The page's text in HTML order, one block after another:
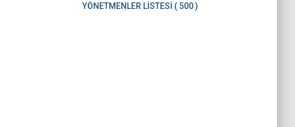
YÖNETMENLER LİSTESİ ( 500 )